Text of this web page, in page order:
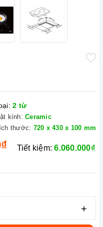
2 từ
kính: Ceramic
thước: 720 x 430 x 100 mm
Tiết kiệm:6.060.000₫
+